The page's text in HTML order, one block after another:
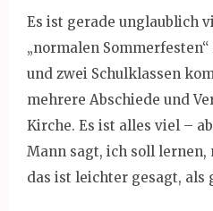
Es ist gerade unglaublich
„normalen
und zwei Schulklassen
mehrere Abschiede und
Kirche. Es ist alles viel –
Mann sagt, ich soll lernen,
das ist leichter gesagt, als